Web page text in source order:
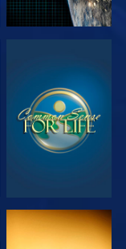
ΠΑΡΑΚΟΛΟΥΘΗΣΤΕ